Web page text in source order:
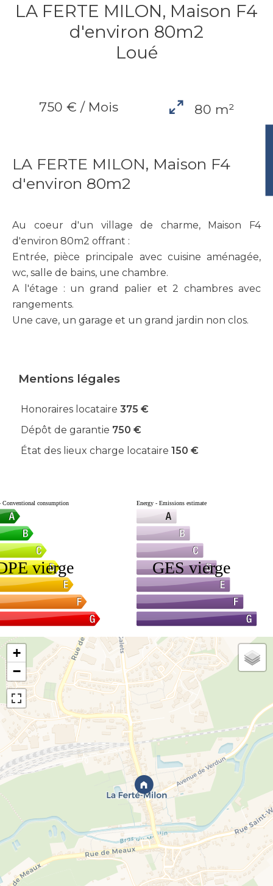
LA FERTE MILON, Maison F4
d'environ 80m2
Loué
750 € / Mois 80 m²
LA FERTE MILON, Maison F4
d'environ 80m2
Au coeur d'un village de charme, Maison F4
d'environ 80m2 offrant :
Entrée, pièce principale avec cuisine aménagée,
wc, salle de bains, une chambre.
A l'étage : un grand palier et 2 chambres avec
rangements.
Une cave, un garage et un grand jardin non clos.
Mentions légales
Honoraires locataire 375 €
Dépôt de garantie 750 €
État des lieux charge locataire 150 €
+
−